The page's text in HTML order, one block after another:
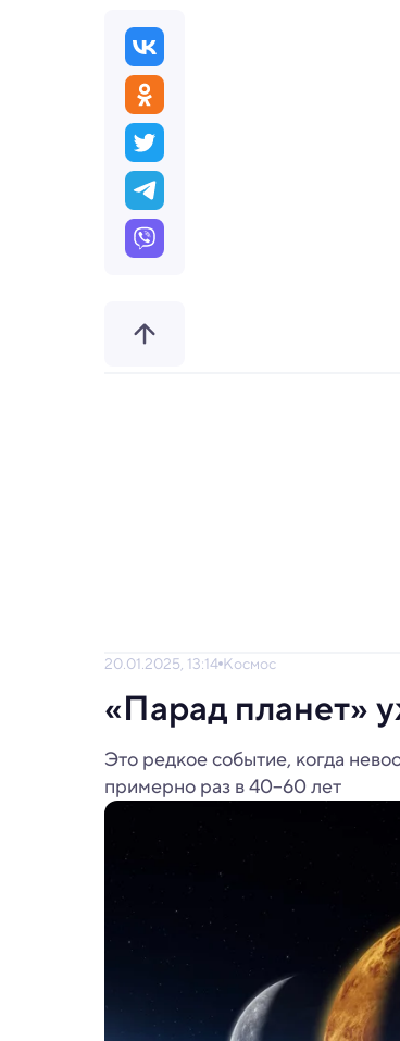
20.01.2025, 13:14 Космос
«Парад планет»
Это редкое событие, когда
примерно раз в 40–60 лет